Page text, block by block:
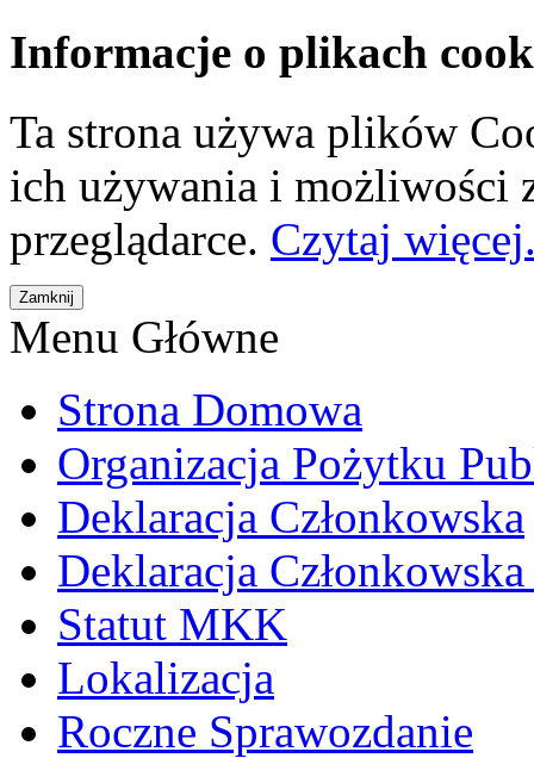
Informacje o plikach
Ta strona używa plików
ich używania i możliwości
przeglądarce. Czytaj
Menu Główne
Strona Domowa
Organizacja Pożytku
Deklaracja Członkowska
Deklaracja
Statut MKK
Lokalizacja
Roczne Sprawozdanie